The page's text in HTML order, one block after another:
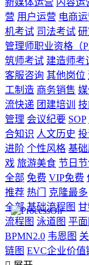
新媒体运营 内容运
营 用户运营 电商
机考试 司法考试
管理师职业资格（
筑师考试 建造师考
客服咨询 其他岗位
工制造 商务销售
流快递 团建培训
管理 会议纪要 SOP
合知识 人文历史
进阶 个性风格 基
戏 旅游美食 节日
全部 免费 VIP免费
推荐 热门 克隆最多
全部 基础流程图 甘
流程图 泳道图 平面
BPMN2.0 韦恩图
链图 EVC企业价值